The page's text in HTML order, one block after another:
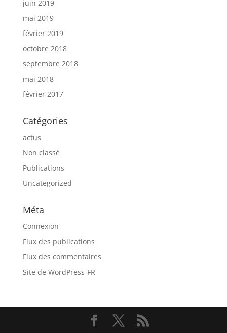
juin 2019
mai 2019
février 2019
octobre 2018
septembre 2018
mai 2018
février 2017
Catégories
actus
Non classé
Publications
Uncategorized
Méta
Connexion
Flux des publications
Flux des commentaires
Site de WordPress-FR